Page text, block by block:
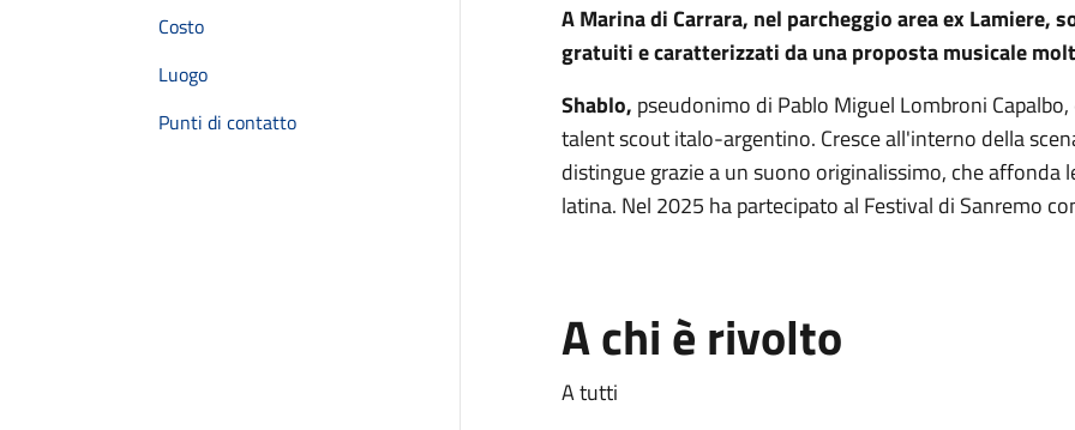
Costo
Luogo
Punti di contatto
A Marina di Carrara, nel parcheggio area ex Lamiere,
gratuiti e caratterizzati da una proposta musicale
Shablo, pseudonimo di Pablo Miguel Lombroni
talent scout italo-argentino. Cresce all'interno della
distingue grazie a un suono originalissimo, che affonda
latina. Nel 2025 ha partecipato al Festival di Sanremo
A chi è rivolto
A tutti